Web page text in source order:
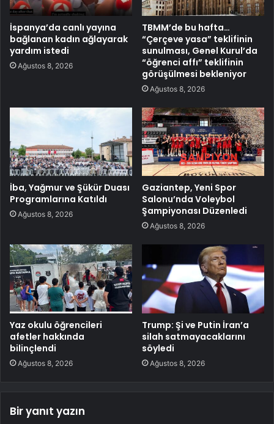
İspanya’da canlı yayına
bağlanan kadın ağlayarak
yardım istedi
Ağustos 8, 2026
TBMM’de bu hafta…
“Çerçeve yasa” teklifinin
sunulması, Genel Kurul’da
“öğrenci affı” teklifinin
görüşülmesi bekleniyor
Ağustos 8, 2026
İba, Yağmur ve Şükür Duası
Programlarına Katıldı
Ağustos 8, 2026
Gaziantep, Yeni Spor
Salonu’nda Voleybol
Şampiyonası Düzenledi
Ağustos 8, 2026
Yaz okulu öğrencileri
afetler hakkında
bilinçlendi
Ağustos 8, 2026
Trump: Şi ve Putin İran’a
silah satmayacaklarını
söyledi
Ağustos 8, 2026
Bir yanıt yazın